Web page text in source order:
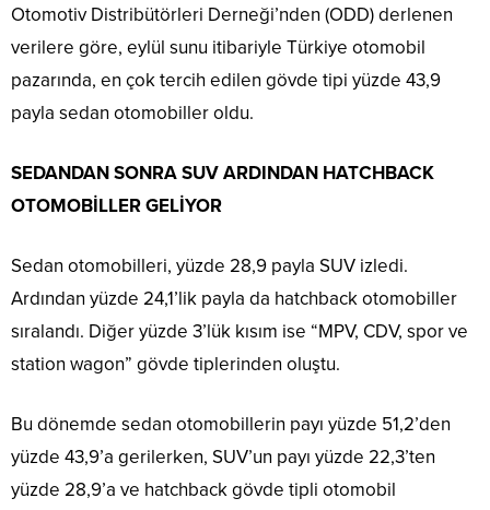
Otomotiv Distribütörleri Derneği’nden (ODD) derlenen
verilere göre, eylül sunu itibariyle Türkiye otomobil
pazarında, en çok tercih edilen gövde tipi yüzde 43,9
payla sedan otomobiller oldu.
SEDANDAN SONRA SUV ARDINDAN HATCHBACK
OTOMOBİLLER GELİYOR
Sedan otomobilleri, yüzde 28,9 payla SUV izledi.
Ardından yüzde 24,1’lik payla da hatchback otomobiller
sıralandı. Diğer yüzde 3’lük kısım ise “MPV, CDV, spor ve
station wagon” gövde tiplerinden oluştu.
Bu dönemde sedan otomobillerin payı yüzde 51,2’den
yüzde 43,9’a gerilerken, SUV’un payı yüzde 22,3’ten
yüzde 28,9’a ve hatchback gövde tipli otomobil